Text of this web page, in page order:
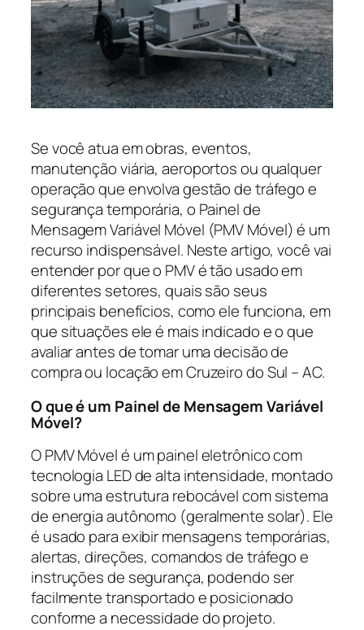
Se você atua em obras, eventos,
manutenção viária, aeroportos ou qualquer
operação que envolva gestão de tráfego e
segurança temporária, o Painel de
Mensagem Variável Móvel (PMV Móvel) é um
recurso indispensável. Neste artigo, você vai
entender por que o PMV é tão usado em
diferentes setores, quais são seus
principais benefícios, como ele funciona, em
que situações ele é mais indicado e o que
avaliar antes de tomar uma decisão de
compra ou locação em Cruzeiro do Sul – AC.
O que é um Painel de Mensagem Variável
Móvel?
O PMV Móvel é um painel eletrônico com
tecnologia LED de alta intensidade, montado
sobre uma estrutura rebocável com sistema
de energia autônomo (geralmente solar). Ele
é usado para exibir mensagens temporárias,
alertas, direções, comandos de tráfego e
instruções de segurança, podendo ser
facilmente transportado e posicionado
conforme a necessidade do projeto.